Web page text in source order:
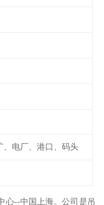
、电厂、港口、码头
心--中国上海。公司是吊